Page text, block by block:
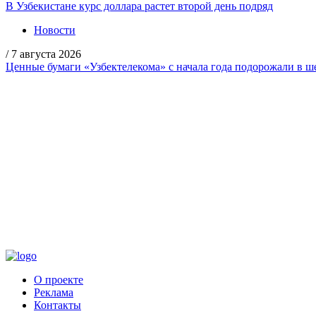
В Узбекистане курс доллара растет второй день подряд
Новости
/ 7 августа 2026
Ценные бумаги «Узбектелекома» с начала года подорожали в
О проекте
Реклама
Контакты